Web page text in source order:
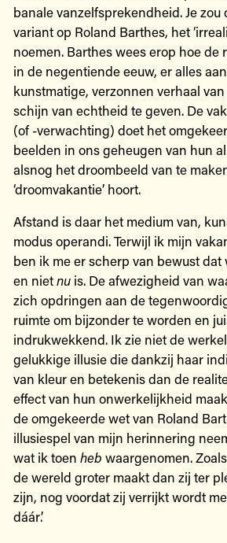
banale vanzelfsprekendheid. Je zou
variant op Roland Barthes, het
noemen. Barthes wees erop hoe de
in de negentiende eeuw, er alles
kunstmatige, verzonnen verhaal
schijn van echtheid te geven. De
(of -verwachting) doet het
beelden in ons geheugen van hun
alsnog het droombeeld van te
‘droomvakantie’ hoort.
Afstand is daar het medium van,
modus operandi. Terwijl ik mijn
ben ik me er scherp van bewust dat
en nietnuis. De afwezigheid van
zich opdringen aan de
ruimte om bijzonder te worden en
indrukwekkend. Ik zie niet de
gelukkige illusie die dankzij haar
van kleur en betekenis dan de
effect van hun onwerkelijkheid
de omgekeerde wet van Roland
illusiespel van mijn herinnering
wat ik toen heb waargenomen.
de wereld groter maakt dan zij ter
zijn, nog voordat zij verrijkt wordt
dáár’.